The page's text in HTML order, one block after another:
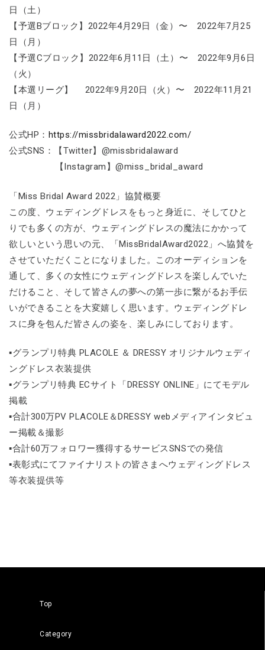
日（土）
【予選Bブロック】2022年4月29日（金）〜 2022年7月25
日（月）
【予選Cブロック】2022年6月11日（土）〜 2022年9月6日
（火）
【本選リーグ】 2022年9月20日（火）〜 2022年11月21
日（月）
公式HP： https://missbridalaward2022.com/
公式SNS：【Twitter】@missbridalaward
【Instagram】@miss_bridal_award
「Miss Bridal Award 2022」協賛概要
この度、ウェディングドレスをもっと身近に、そしてひと
りでも多くの方が、ウェディングドレスの魔法にかかって
欲しいという思いの元、「MissBridalAward2022」へ協賛を
させていただくことになりました。このオーディションを
通して、多くの女性にウェディングドレスを楽しんでいた
だけること、そして皆さんの夢への第一歩に繋がるお手伝
いができることを大変嬉しく思います。ウェディングドレ
スに身を包んだ皆さんの姿を、楽しみにしております。
▪グランプリ特典 PLACOLE ＆ DRESSY オリジナルウェディ
ングドレス衣装提供
▪グランプリ特典 ECサイト「DRESSY ONLINE」にてモデル
掲載
▪合計300万PV PLACOLE＆DRESSY webメディアインタビュ
ー掲載＆撮影
▪合計60万フォロワー獲得するサービスSNSでの発信
▪表彰式にてファイナリストの皆さまへウェディングドレス
等衣装提供等
Top
Category